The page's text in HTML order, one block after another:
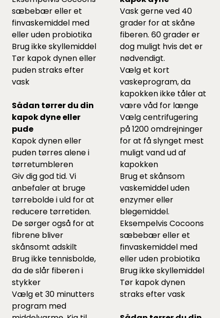
sæbebæreller et
finvaskemiddel med
eller uden probiotika
Brug ikke skyllemiddel
Tør kapok dynen eller
puden straks efter
vask
Sådan tørrer du din
kapok dyne eller
pude
Kapok dynen eller
puden tørres alene i
tørretumbleren
Giv dig god tid. Vi
anbefaler at bruge
tørreboldei uld for at
reducere tørretiden.
De sørger også for at
fibrene bliver
skånsomt adskilt
Brug ikke tennisbolde,
da de slår fiberen i
stykker
Vælg et 30 minutters
program med
Vask gerne ved 40
grader for at skåne
fiberen. 60 grader er
dog muligt hvis det er
nødvendigt.
Vælg et kort
vaskeprogram, da
kapokken ikke tåler at
være våd for længe
Vælg centrifugering
på 1200 omdrejninger
for at få slynget mest
muligt vand ud af
kapokken
Brug et skånsom
vaskemiddel uden
enzymer eller
blegemiddel.
Eksempelvis Cocoons
sæbebæreller et
finvaskemiddel med
eller uden probiotika
Brug ikke skyllemiddel
Tør kapok dynen
straks efter vask